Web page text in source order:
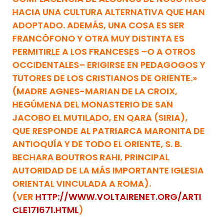
HACIA UNA CULTURA ALTERNATIVA QUE HAN
ADOPTADO. ADEMÁS, UNA COSA ES SER
FRANCÓFONO Y OTRA MUY DISTINTA ES
PERMITIRLE A LOS FRANCESES –O A OTROS
OCCIDENTALES– ERIGIRSE EN PEDAGOGOS Y
TUTORES DE LOS CRISTIANOS DE ORIENTE.»
(MADRE AGNES-MARIAN DE LA CROIX,
HEGÚMENA DEL MONASTERIO DE SAN
JACOBO EL MUTILADO, EN QARA (SIRIA),
QUE RESPONDE AL PATRIARCA MARONITA DE
ANTIOQUÍA Y DE TODO EL ORIENTE, S. B.
BECHARA BOUTROS RAHI, PRINCIPAL
AUTORIDAD DE LA MÁS IMPORTANTE IGLESIA
ORIENTAL VINCULADA A ROMA).
(VER HTTP://WWW.VOLTAIRENET.ORG/ARTI
CLE171671.HTML)